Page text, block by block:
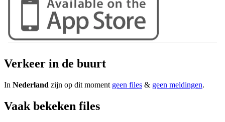
Verkeer in de buurt
In Nederland zijn op dit moment geen files & geen meldingen.
Vaak bekeken files